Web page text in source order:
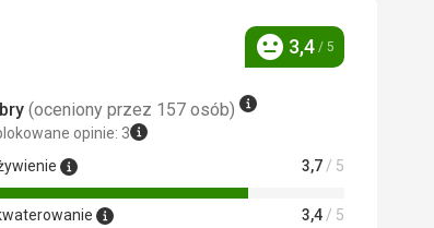
Ocena
3,4 / 5
(oceniony przez 157 osób)
opinie: 3
3,7/ 5
3,4/ 5